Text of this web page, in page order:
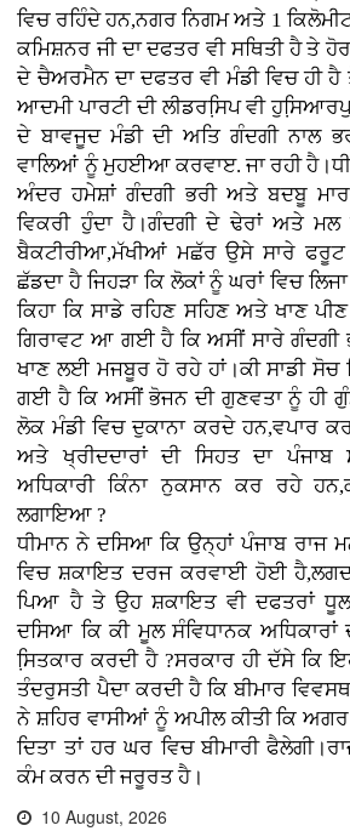
ਵਿਚ ਰਹਿੰਦੇ ਹਨ,ਨਗਰ ਨਿਗਮ ਅਤੇ 1
ਕਮਿਸ਼ਨਰ ਜੀ ਦਾ ਦਫਤਰ ਵੀ ਸਥਿਤੀ ਹੈ ਤੇ
ਦੇ ਚੈਅਰਮੈਨ ਦਾ ਦਫਤਰ ਵੀ ਮੰਡੀ ਵਿਚ ਹੀ
ਆਦਮੀ ਪਾਰਟੀ ਦੀ ਲੀਡਰਸਿ਼ਪ ਵੀ
ਦੇ ਬਾਵਜੂਦ ਮੰਡੀ ਦੀ ਅਤਿ ਗੰਦਗੀ ਨਾਲ
ਵਾਲਿਆਂ ਨੂੰ ਮੁਹਈਆ ਕਰਵਾੲ. ਜਾ ਰਹੀ
ਅੰਦਰ ਹਮੇਸ਼ਾਂ ਗੰਦਗੀ ਭਰੀ ਅਤੇ ਬਦਬੂ
ਵਿਕਰੀ ਹੁੰਦਾ ਹੈ।ਗੰਦਗੀ ਦੇ ਢੇਰਾਂ ਅਤੇ ਮਲ
ਬੈਕਟੀਰੀਆ,ਮੱਖੀਆਂ ਮਛੱਰ ਉਸੇ ਸਾਰੇ
ਛੱਡਦਾ ਹੈ ਜਿਹੜਾ ਕਿ ਲੋਕਾਂ ਨੂੰ ਘਰਾਂ ਵਿਚ
ਕਿਹਾ ਕਿ ਸਾਡੇ ਰਹਿਣ ਸਹਿਣ ਅਤੇ ਖਾਣ
ਗਿਰਾਵਟ ਆ ਗਈ ਹੈ ਕਿ ਅਸੀਂ ਸਾਰੇ ਗੰਦਗੀ
ਖਾਣ ਲਈ ਮਜਬੂਰ ਹੋ ਰਹੇ ਹਾਂ।ਕੀ ਸਾਡੀ
ਗਈ ਹੈ ਕਿ ਅਸੀਂ ਭੋਜਨ ਦੀ ਗੁਣਵਤਾ ਨੂੰ ਹੀ
ਲੋਕ ਮੰਡੀ ਵਿਚ ਦੁਕਾਨਾ ਕਰਦੇ ਹਨ,ਵਪਾਰ
ਅਤੇ ਖ੍ਰੀਦਦਾਰਾਂ ਦੀ ਸਿਹਤ ਦਾ
ਅਧਿਕਾਰੀ ਕਿੰਨਾ ਨੁਕਸਾਨ ਕਰ ਰਹੇ
ਲਗਾਇਆ ?
ਧੀਮਾਨ ਨੇ ਦਸਿਆ ਕਿ ਉਨ੍ਹਾਂ ਪੰਜਾਬ ਰਾਜ
ਵਿਚ ਸ਼ਕਾਇਤ ਦਰਜ ਕਰਵਾਈ ਹੋਈ
ਪਿਆ ਹੈ ਤੇ ਉਹ ਸ਼ਕਾਇਤ ਵੀ ਦਫਤਰਾਂ
ਦਸਿਆ ਕਿ ਕੀ ਮੂਲ ਸੰਵਿਧਾਨਕ ਅਧਿਕਾਰਾਂ
ਸਿ਼ਤਕਾਰ ਕਰਦੀ ਹੈ ?ਸਰਕਾਰ ਹੀ ਦੱਸੇ ਕਿ
ਤੰਦਰੁਸਤੀ ਪੈਦਾ ਕਰਦੀ ਹੈ ਕਿ ਬੀਮਾਰ
ਨੇ ਸ਼ਹਿਰ ਵਾਸੀਆਂ ਨੂੰ ਅਪੀਲ ਕੀਤੀ ਕਿ
ਦਿਤਾ ਤਾਂ ਹਰ ਘਰ ਵਿਚ ਬੀਮਾਰੀ
ਕੰਮ ਕਰਨ ਦੀ ਜਰੂਰਤ ਹੈ।
10 August, 2026